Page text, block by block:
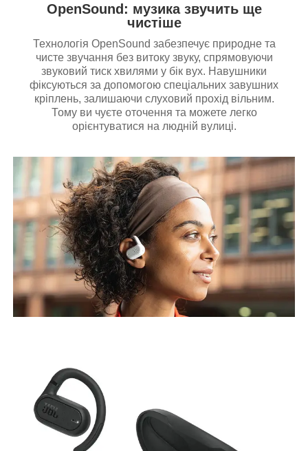
OpenSound: музика звучить ще
чистіше
Технологія OpenSound забезпечує природне та
чисте звучання без витоку звуку, спрямовуючи
звуковий тиск хвилями у бік вух. Навушники
фіксуються за допомогою спеціальних завушних
кріплень, залишаючи слуховий прохід вільним.
Тому ви чуєте оточення та можете легко
орієнтуватися на людній вулиці.